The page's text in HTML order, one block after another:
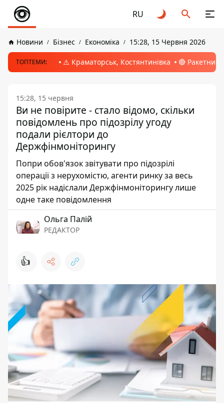
RU
Новини Бізнес Економіка 15:28, 15 Червня 2026
ТОПТЕМИ: ⚠️ Краматорськ, Костянтинівка 🔴 Ракетний
15:28, 15 червня
Ви не повірите - стало відомо, скільки
повідомлень про підозрілу угоду
подали рієлтори до
Держфінмоніторингу
Попри обов'язок звітувати про підозрілі
операції з нерухомістю, агенти ринку за весь
2025 рік надіслали Держфінмоніторингу лише
одне таке повідомлення
Ольга Палій
РЕДАКТОР
👍